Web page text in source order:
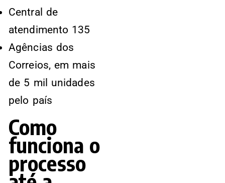
Central de
atendimento 135
Agências dos
Correios, em mais
de 5 mil unidades
pelo país
Como
funciona o
processo